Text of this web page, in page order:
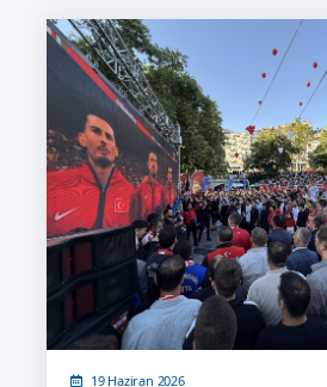
19 Haziran 2026